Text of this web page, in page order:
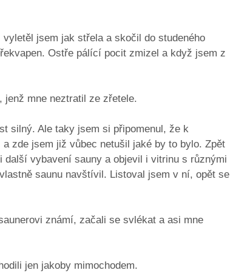
jsem jak střela a skočil do studeného
Ostře pálící pocit zmizel a když jsem z
jenž mne neztratil ze zřetele.
silný. Ale taky jsem si připomenul, že k
a zde jsem již vůbec netušil jaké by to bylo. Zpět
vybavení sauny a objevil i vitrinu s různými
saunu navštívil. Listoval jsem v ní, opět se
známí, začali se svlékat a asi mne
jen jakoby mimochodem.